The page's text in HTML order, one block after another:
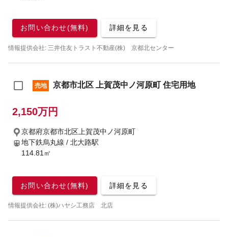
お問い合わせ(無料) 詳細を見る
情報提供会社: 三井住友トラスト不動産(株) 京都北センター
売地 京都市北区 上賀茂中ノ河原町 住宅用地
2,150万円
京都府京都市北区上賀茂中ノ河原町
地下鉄烏丸線 / 北大路駅
114.81㎡
お問い合わせ(無料) 詳細を見る
情報提供会社: (株)ハヤシ工務店 北店